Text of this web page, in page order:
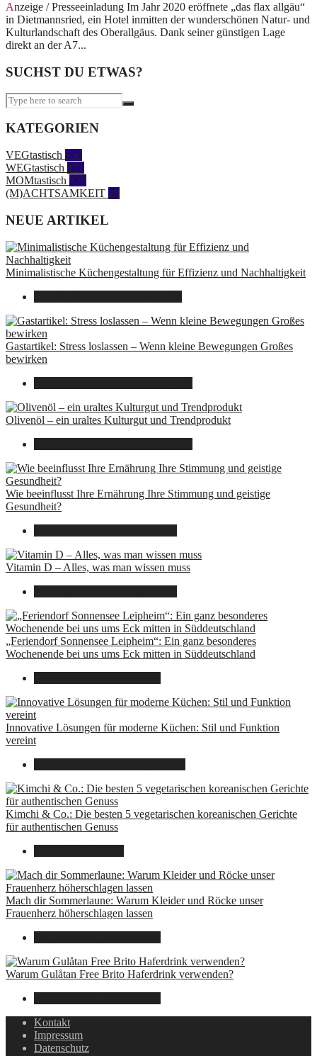
Anzeige / Presseeinladung Im Jahr 2020 eröffnete „das flax allgäu“
in Dietmannsried, ein Hotel inmitten der wunderschönen Natur- und
Kulturlandschaft des Oberallgäus. Dank seiner günstigen Lage
direkt an der A7...
SUCHST DU ETWAS?
KATEGORIEN
VEGtastisch 558
WEGtastisch 171
MOMtastisch 328
(M)ACHTSAMKEIT 28
NEUE ARTIKEL
Minimalistische Küchengestaltung für Effizienz und Nachhaltigkeit
Gastartikel: Stress loslassen – Wenn kleine Bewegungen Großes
bewirken
Olivenöl – ein uraltes Kulturgut und Trendprodukt
Wie beeinflusst Ihre Ernährung Ihre Stimmung und geistige
Gesundheit?
Vitamin D – Alles, was man wissen muss
„Feriendorf Sonnensee Leipheim“: Ein ganz besonderes
Wochenende bei uns ums Eck mitten in Süddeutschland
Innovative Lösungen für moderne Küchen: Stil und Funktion
vereint
Kimchi & Co.: Die besten 5 vegetarischen koreanischen Gerichte
für authentischen Genuss
Mach dir Sommerlaune: Warum Kleider und Röcke unser
Frauenherz höherschlagen lassen
Warum Gulåtan Free Brito Haferdrink verwenden?
Kontakt
Impressum
Datenschutz